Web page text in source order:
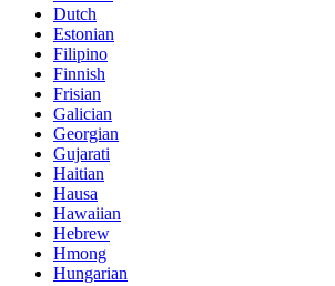
Dutch
Estonian
Filipino
Finnish
Frisian
Galician
Georgian
Gujarati
Haitian
Hausa
Hawaiian
Hebrew
Hmong
Hungarian